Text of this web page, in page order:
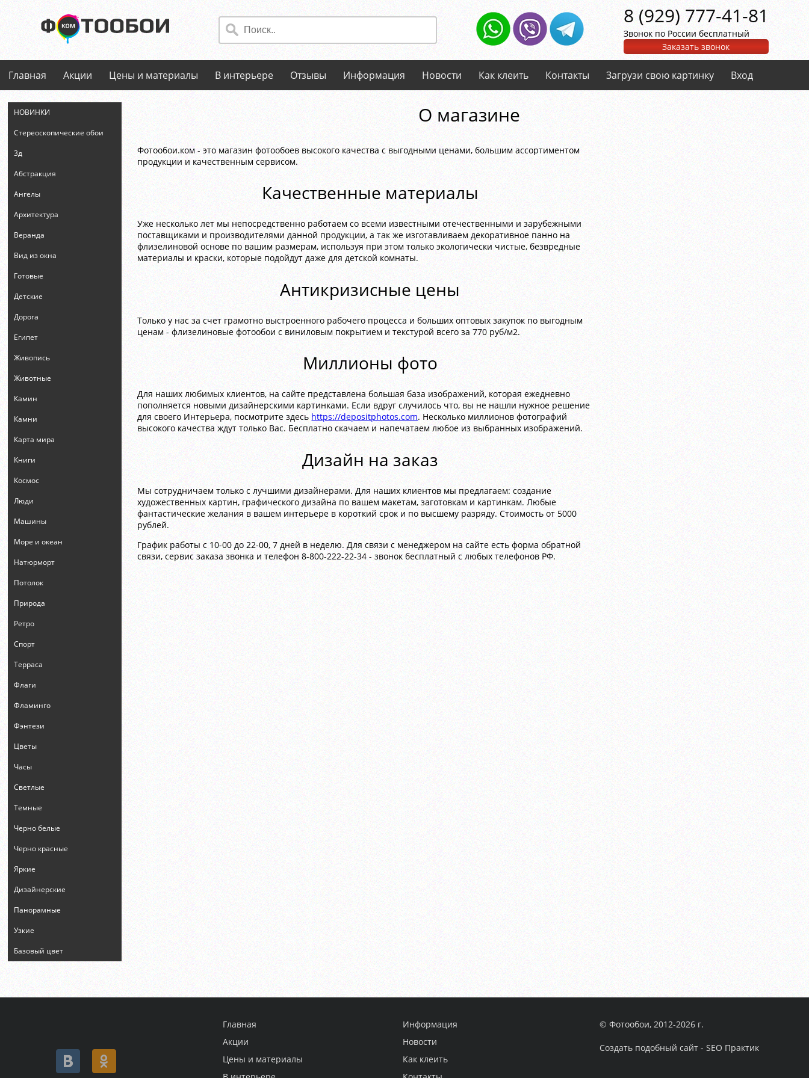
8 (929) 777-41-81
Звонок по России бесплатный
Заказать звонок
Главная Акции Цены и материалы В интерьере Отзывы Информация Новости Как клеить Контакты Загрузи свою картинку Вход
НОВИНКИ
Стереоскопические обои
3д
Абстракция
Ангелы
Архитектура
Веранда
Вид из окна
Готовые
Детские
Дорога
Египет
Живопись
Животные
Камин
Камни
Карта мира
Книги
Космос
Люди
Машины
Море и океан
Натюрморт
Потолок
Природа
Ретро
Спорт
Терраса
Флаги
Фламинго
Фэнтези
Цветы
Часы
Светлые
Темные
Черно белые
Черно красные
Яркие
Дизайнерские
Панорамные
Узкие
Базовый цвет
О магазине
Фотообои.ком - это магазин фотообоев высокого качества с выгодными ценами, большим ассортиментом
продукции и качественным сервисом.
Качественные материалы
Уже несколько лет мы непосредственно работаем со всеми известными отечественными и зарубежными
поставщиками и производителями данной продукции, а так же изготавливаем декоративное панно на
флизелиновой основе по вашим размерам, используя при этом только экологически чистые, безвредные
материалы и краски, которые подойдут даже для детской комнаты.
Антикризисные цены
Только у нас за счет грамотно выстроенного рабочего процесса и больших оптовых закупок по выгодным
ценам - флизелиновые фотообои с виниловым покрытием и текстурой всего за 770 руб/м2.
Миллионы фото
Для наших любимых клиентов, на сайте представлена большая база изображений, которая ежедневно
пополняется новыми дизайнерскими картинками. Если вдруг случилось что, вы не нашли нужное решение
для своего Интерьера, посмотрите здесь https://depositphotos.com. Несколько миллионов фотографий
высокого качества ждут только Вас. Бесплатно скачаем и напечатаем любое из выбранных изображений.
Дизайн на заказ
Мы сотрудничаем только с лучшими дизайнерами. Для наших клиентов мы предлагаем: создание
художественных картин, графического дизайна по вашем макетам, заготовкам и картинкам. Любые
фантастические желания в вашем интерьере в короткий срок и по высшему разряду. Стоимость от 5000
рублей.
График работы c 10-00 до 22-00, 7 дней в неделю. Для связи с менеджером на сайте есть форма обратной
связи, сервис заказа звонка и телефон 8-800-222-22-34 - звонок бесплатный с любых телефонов РФ.
Главная
Акции
Цены и материалы
Информация
Новости
Как клеить
© Фотообои, 2012-2026 г.
Создать подобный сайт - SEO Практик